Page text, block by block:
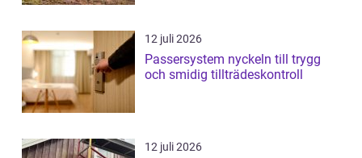
12 juli 2026
Passersystem nyckeln till trygg
och smidig tillträdeskontroll
12 juli 2026